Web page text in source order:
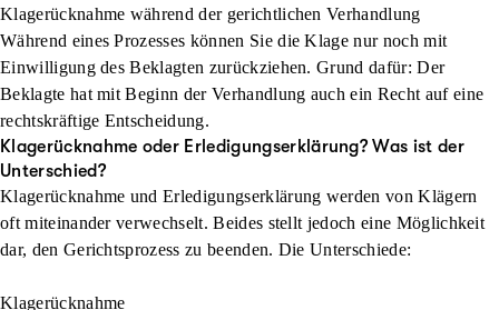
Klagerücknahme während der gerichtlichen Verhandlung
Während eines Prozesses können Sie die Klage nur noch mit
Einwilligung des Beklagten zurückziehen. Grund dafür: Der
Beklagte hat mit Beginn der Verhandlung auch ein Recht auf eine
rechtskräftige Entscheidung.
Klagerücknahme oder Erledigungserklärung? Was ist der
Unterschied?
Klagerücknahme und Erledigungserklärung werden von Klägern
oft miteinander verwechselt. Beides stellt jedoch eine Möglichkeit
dar, den Gerichtsprozess zu beenden. Die Unterschiede:
Klagerücknahme